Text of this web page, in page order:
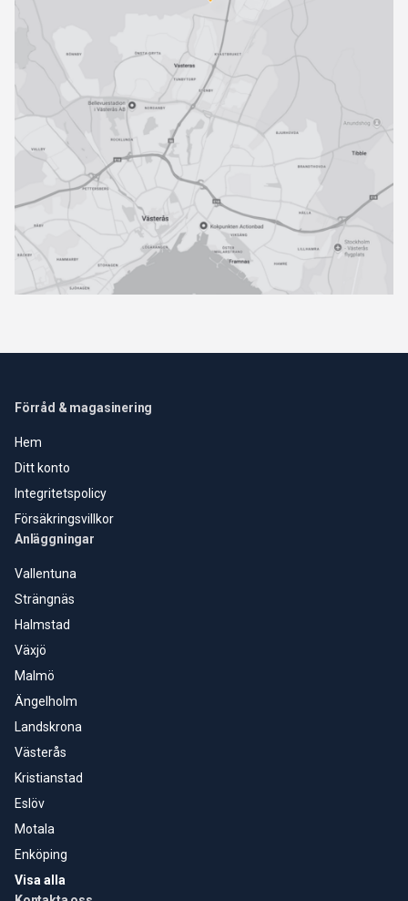
Förråd & magasinering
Hem
Ditt konto
Integritetspolicy
Försäkringsvillkor
Anläggningar
Vallentuna
Strängnäs
Halmstad
Växjö
Malmö
Ängelholm
Landskrona
Västerås
Kristianstad
Eslöv
Motala
Enköping
Visa alla